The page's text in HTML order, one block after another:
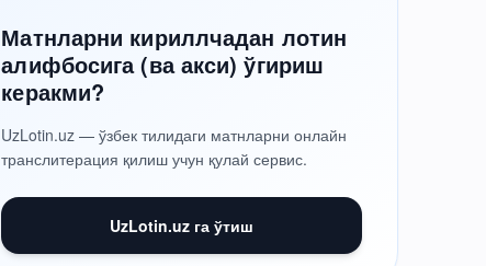
Матнларни кириллчадан лотин
алифбосига (ва акси) ўгириш
керакми?
UzLotin.uz — ўзбек тилидаги матнларни онлайн
транслитерация қилиш учун қулай сервис.
UzLotin.uz га ўтиш